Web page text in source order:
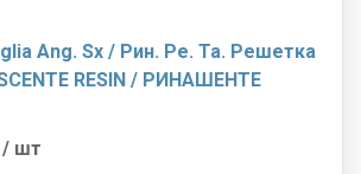
Ang. Sx / Рин. Ре. Та. Решетка
RESIN / РИНАШЕНТЕ
/ шт